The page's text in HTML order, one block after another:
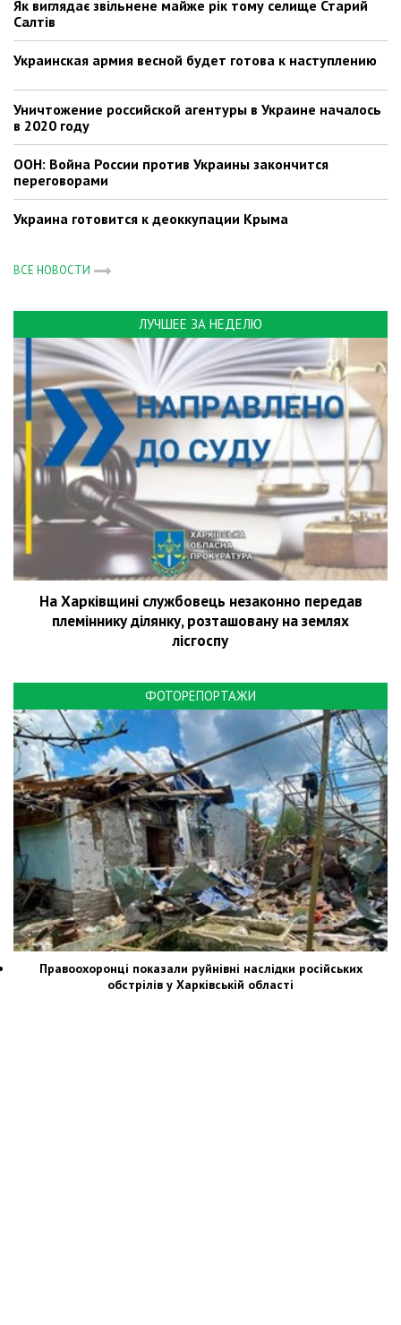
Як виглядає звільнене майже рік тому селище Старий
Салтів
Украинская армия весной будет готова к наступлению
Уничтожение российской агентуры в Украине началось
в 2020 году
ООН: Война России против Украины закончится
переговорами
Украина готовится к деоккупации Крыма
ВСЕ НОВОСТИ
ЛУЧШЕЕ ЗА НЕДЕЛЮ
На Харківщині службовець незаконно передав
племіннику ділянку, розташовану на землях
лісгоспу
ФОТОРЕПОРТАЖИ
Правоохоронці показали руйнівні наслідки російських
обстрілів у Харківській області